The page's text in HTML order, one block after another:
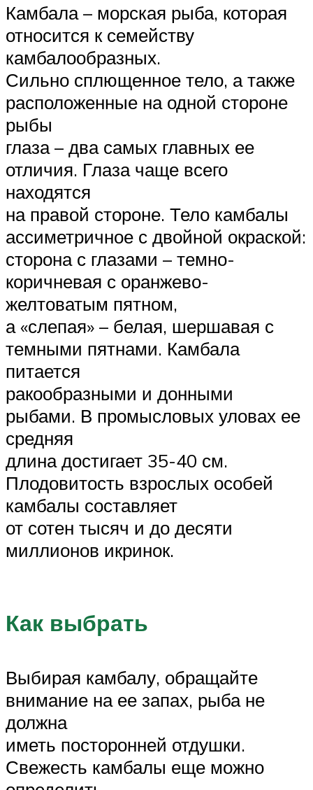
Камбала – морская рыба, которая
относится к семейству
камбалообразных.
Сильно сплющенное тело, а также
расположенные на одной стороне
рыбы
глаза – два самых главных ее
отличия. Глаза чаще всего
находятся
на правой стороне. Тело камбалы
ассиметричное с двойной окраской:
сторона с глазами – темно-
коричневая с оранжево-
желтоватым пятном,
а «слепая» – белая, шершавая с
темными пятнами. Камбала
питается
ракообразными и донными
рыбами. В промысловых уловах ее
средняя
длина достигает 35-40 см.
Плодовитость взрослых особей
камбалы составляет
от сотен тысяч и до десяти
миллионов икринок.
Как выбрать
Выбирая камбалу, обращайте
внимание на ее запах, рыба не
должна
иметь посторонней отдушки.
Свежесть камбалы еще можно